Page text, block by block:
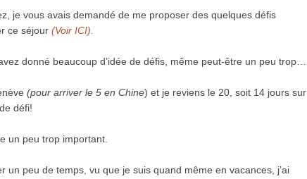
je vous avais demandé de me proposer des quelques défis
ce séjour (Voir ICI).
donné beaucoup d’idée de défis, même peut-être un peu trop…
(pour arriver le 5 en Chine) et je reviens le 20, soit 14 jours sur
défi!
un peu trop important.
un peu de temps, vu que je suis quand même en vacances, j’ai